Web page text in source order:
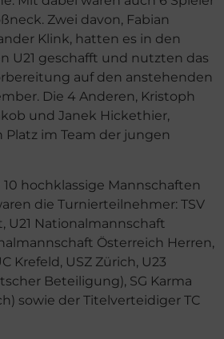
Zwei davon, Fabian
Klink, hatten es in den
U21 geschafft und nutzten das
auf den anstehenden
Die 4 Anderen, Kristoph
und Janek Hickethier,
im Team der jungen
hochklassige Mannschaften
die Turnierteilnehmer: TSV
U21 Nationalmannschaft
Österreich Herren,
Krefeld, USZ Zürich, U23
Beteiligung), SG Karma
sowie der Titelverteidiger TC